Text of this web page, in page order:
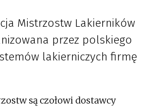
Mistrzostw Lakierników
przez polskiego
lakierniczych firmę
są czołowi dostawcy